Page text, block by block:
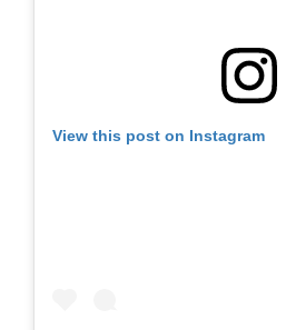
View this post on Instagram